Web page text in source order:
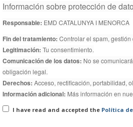
Información sobre protección de
Responsable: EMD CATALUNYA I MENORCA
Fin del tratamiento: Controlar el spam, gestión
Legitimación: Tu consentimiento.
Comunicación de los datos: No se
obligación legal.
Derechos: Acceso, rectificación, portabilidad,
Información adicional: Más información en
I have read and accepted the Política